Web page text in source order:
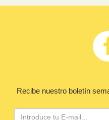
Recibe nuestro boletín